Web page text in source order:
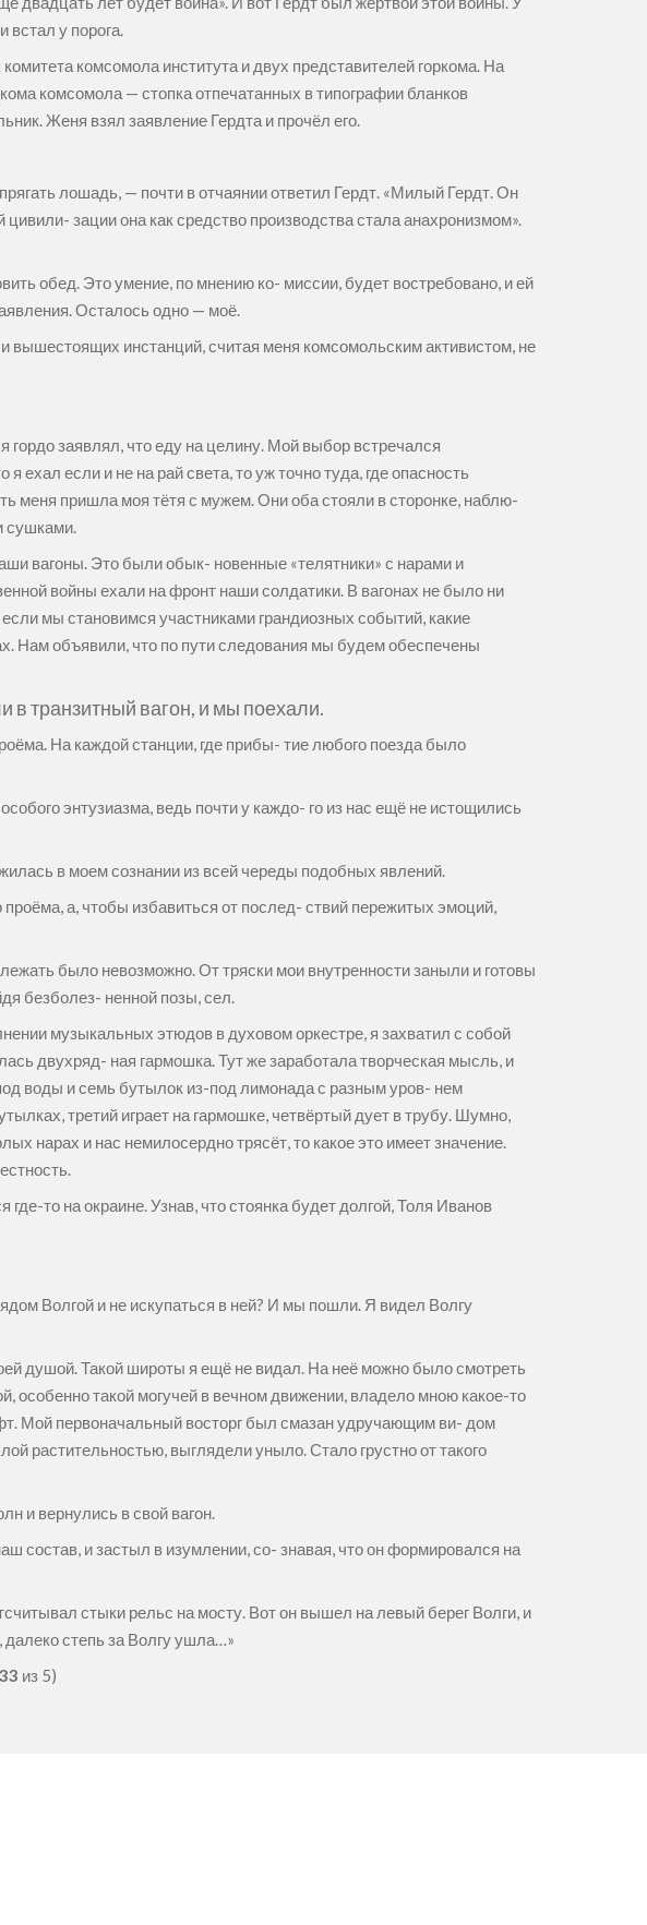
встал у порога.
комсомола института и двух представителей горкома. На
комсомола — стопка отпечатанных в типографии бланков
Женя взял заявление Гердта и прочёл его.
лошадь, — почти в отчаянии ответил Гердт. «Милый Гердт. Он
зации она как средство производства стала анахронизмом».
обед. Это умение, по мнению ко- миссии, будет востребовано, и ей
Осталось одно — моё.
вышестоящих инстанций, считая меня комсомольским активистом, не
заявлял, что еду на целину. Мой выбор встречался
если и не на рай света, то уж точно туда, где опасность
меня пришла моя тётя с мужем. Они оба стояли в сторонке, наблю-
сушками.
вагоны. Это были обык- новенные «телятники» с нарами и
войны ехали на фронт наши солдатики. В вагонах не было ни
мы становимся участниками грандиозных событий, какие
Нам объявили, что по пути следования мы будем обеспечены
в транзитный вагон, и мы поехали.
На каждой станции, где прибы- тие любого поезда было
энтузиазма, ведь почти у каждо- го из нас ещё не истощились
в моем сознании из всей череды подобных явлений.
а, чтобы избавиться от послед- ствий пережитых эмоций,
было невозможно. От тряски мои внутренности заныли и готовы
безболез- ненной позы, сел.
музыкальных этюдов в духовом оркестре, я захватил с собой
двухряд- ная гармошка. Тут же заработала творческая мысль, и
воды и семь бутылок из-под лимонада с разным уров- нем
третий играет на гармошке, четвёртый дует в трубу. Шумно,
нарах и нас немилосердно трясёт, то какое это имеет значение.
то на окраине. Узнав, что стоянка будет долгой, Толя Иванов
Волгой и не искупаться в ней? И мы пошли. Я видел Волгу
душой. Такой широты я ещё не видал. На неё можно было смотреть
особенно такой могучей в вечном движении, владело мною какое-то
Мой первоначальный восторг был смазан удручающим ви- дом
растительностью, выглядели уныло. Стало грустно от такого
и вернулись в свой вагон.
состав, и застыл в изумлении, со- знавая, что он формировался на
стыки рельс на мосту. Вот он вышел на левый берег Волги, и
степь за Волгу ушла…»
из 5)